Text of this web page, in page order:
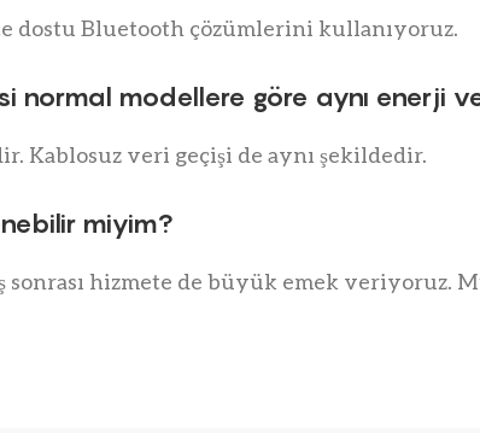
dostu Bluetooth çözümlerini kullanıyoruz.
modellere göre aynı enerji
Kablosuz veri geçişi de aynı şekildedir.
miyim?
sonrası hizmete de büyük emek